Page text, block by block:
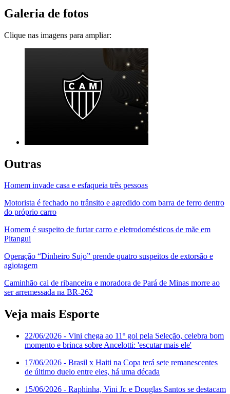
Galeria de fotos
Clique nas imagens para ampliar:
Outras
Homem invade casa e esfaqueia três pessoas
Motorista é fechado no trânsito e agredido com barra de ferro dentro
do próprio carro
Homem é suspeito de furtar carro e eletrodomésticos de mãe em
Pitangui
Operação “Dinheiro Sujo” prende quatro suspeitos de extorsão e
agiotagem
Caminhão cai de ribanceira e moradora de Pará de Minas morre ao
ser arremessada na BR-262
Veja mais Esporte
22/06/2026 - Vini chega ao 11º gol pela Seleção, celebra bom
momento e brinca sobre Ancelotti: 'escutar mais ele'
17/06/2026 - Brasil x Haiti na Copa terá sete remanescentes
de último duelo entre eles, há uma década
15/06/2026 - Raphinha, Vini Jr. e Douglas Santos se destacam